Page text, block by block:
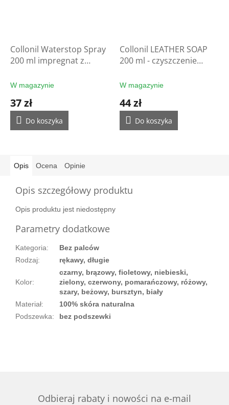
Collonil Waterstop Spray
200 ml impregnat z
rękawic
W magazynie
37 zł
Do koszyka
Collonil LEATHER SOAP
200 ml - czyszczenie
W magazynie
44 zł
Do koszyka
Opis Ocena Opinie
Opis szczegółowy produktu
Opis produktu jest niedostępny
Parametry dodatkowe
Kategoria:
Bez palców
Rodzaj: rękawy, długie
Kolor:
czarny, brązowy, fioletowy, niebieski,
zielony, czerwony, pomarańczowy, różowy,
szary, beżowy, bursztyn, biały
Materiał:
100% skóra naturalna
Podszewka: bez podszewki
Odbieraj rabaty i nowości na e-mail